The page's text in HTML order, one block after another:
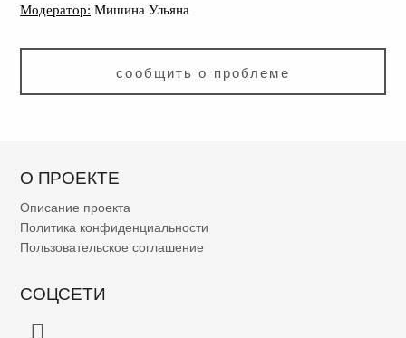
Модератор: Мишина Ульяна
сообщить о проблеме
О ПРОЕКТЕ
Описание проекта
Политика конфиденциальности
Пользовательское соглашение
СОЦСЕТИ